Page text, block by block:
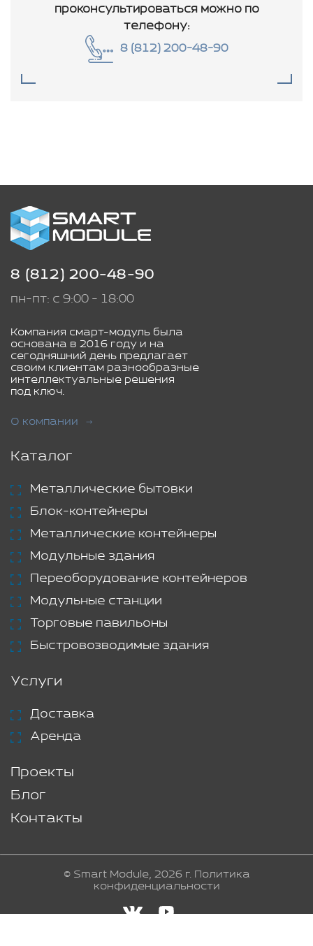
проконсультироватьсяможно по
телефону:
8 (812) 200-48-90
8 (812) 200-48-90
пн-пт: с 9:00 - 18:00
Компания смарт-модуль была
основана в 2016 году и на
сегодняшний день предлагает
своим клиентам разнообразные
интеллектуальные решения
под ключ.
О компании
Каталог
Металлические бытовки
Блок-контейнеры
Металлические контейнеры
Модульные здания
Переоборудование контейнеров
Модульные станции
Торговые павильоны
Быстровозводимые здания
Услуги
Доставка
Аренда
Проекты
Блог
Контакты
© Smart Module, 2026 г. Политика
конфиденциальности